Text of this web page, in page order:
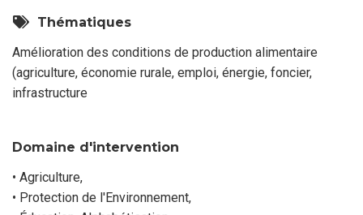
Thématiques
Amélioration des conditions de production alimentaire
(agriculture, économie rurale, emploi, énergie, foncier,
infrastructure
Domaine d'intervention
• Agriculture,
• Protection de l'Environnement,